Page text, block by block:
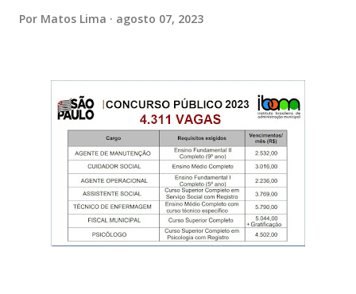
Por Matos Lima agosto 07, 2023